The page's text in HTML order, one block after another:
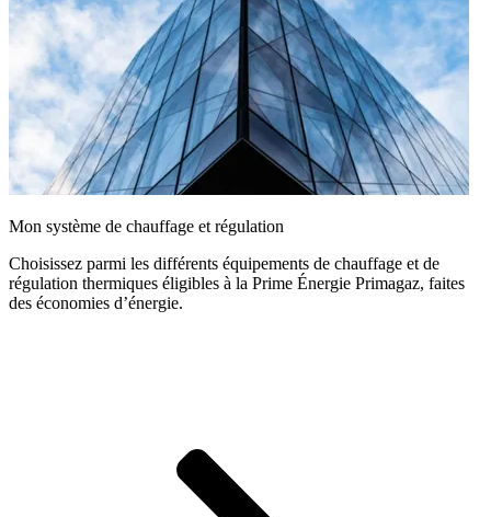
Mon système de chauffage et régulation
Choisissez parmi les différents équipements de chauffage et de
régulation thermiques éligibles à la Prime Énergie Primagaz, faites
des économies d’énergie.